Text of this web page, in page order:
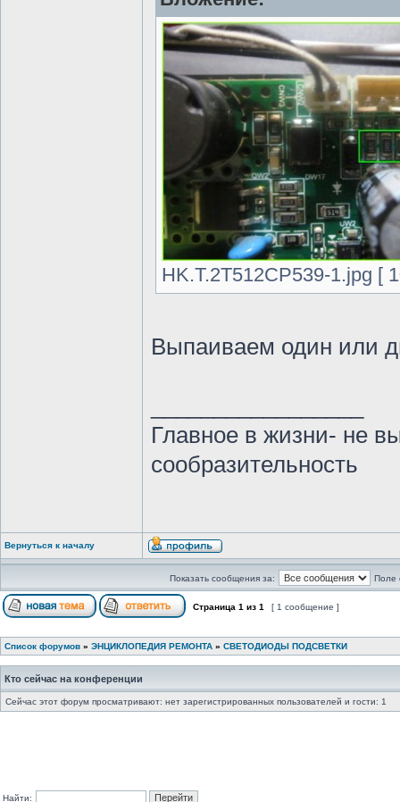
HK.T.2T512CP539-1.jpg [
Выпаиваем один или
Главное в жизни- не
сообразительность
Вернуться к началу
Показать сообщения за: Поле
Страница 1 из 1 [ 1 сообщение ]
Список форумов » ЭНЦИКЛОПЕДИЯ РЕМОНТА » СВЕТОДИОДЫ ПОДСВЕТКИ
Кто сейчас на конференции
Сейчас этот форум просматривают: нет зарегистрированных пользователей и гости: 1
Найти: